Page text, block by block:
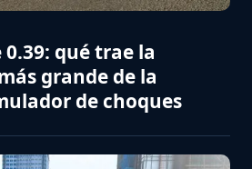
qué trae la
grande de la
de choques